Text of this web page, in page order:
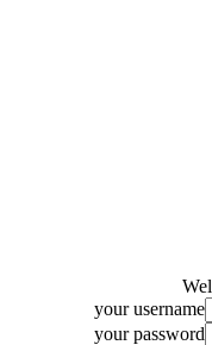
your username
your password